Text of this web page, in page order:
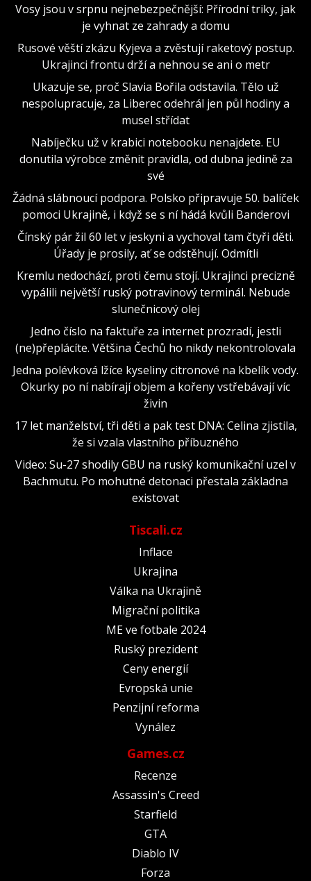
Vosy jsou v srpnu nejnebezpečnější: Přírodní triky, jak
je vyhnat ze zahrady a domu
Rusové věští zkázu Kyjeva a zvěstují raketový postup.
Ukrajinci frontu drží a nehnou se ani o metr
Ukazuje se, proč Slavia Bořila odstavila. Tělo už
nespolupracuje, za Liberec odehrál jen půl hodiny a
musel střídat
Nabíječku už v krabici notebooku nenajdete. EU
donutila výrobce změnit pravidla, od dubna jedině za
své
Žádná slábnoucí podpora. Polsko připravuje 50. balíček
pomoci Ukrajině, i když se s ní hádá kvůli Banderovi
Čínský pár žil 60 let v jeskyni a vychoval tam čtyři děti.
Úřady je prosily, ať se odstěhují. Odmítli
Kremlu nedochází, proti čemu stojí. Ukrajinci precizně
vypálili největší ruský potravinový terminál. Nebude
slunečnicový olej
Jedno číslo na faktuře za internet prozradí, jestli
(ne)přeplácíte. Většina Čechů ho nikdy nekontrolovala
Jedna polévková lžíce kyseliny citronové na kbelík vody.
Okurky po ní nabírají objem a kořeny vstřebávají víc
živin
17 let manželství, tři děti a pak test DNA: Celina zjistila,
že si vzala vlastního příbuzného
Video: Su-27 shodily GBU na ruský komunikační uzel v
Bachmutu. Po mohutné detonaci přestala základna
existovat
Tiscali.cz
Inflace
Ukrajina
Válka na Ukrajině
Migrační politika
ME ve fotbale 2024
Ruský prezident
Ceny energií
Evropská unie
Penzijní reforma
Vynález
Games.cz
Recenze
Assassin's Creed
Starfield
GTA
Diablo IV
Forza